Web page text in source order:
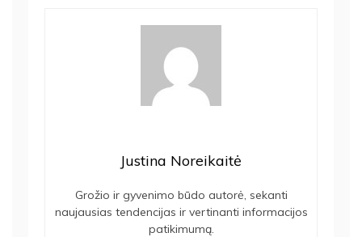
Justina Noreikaitė
Grožio ir gyvenimo būdo autorė, sekanti
naujausias tendencijas ir vertinanti informacijos
patikimumą.